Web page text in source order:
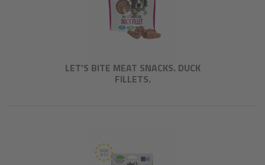
LET’S BITE MEAT SNACKS. DUCK
FILLETS.